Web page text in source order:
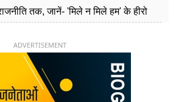
तक, जानें- 'मिले न मिले हम' के हीरो
ADVERTISEMENT